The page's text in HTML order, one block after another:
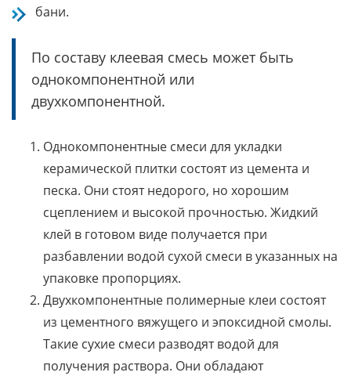
бани.
По составу клеевая смесь может быть
однокомпонентной или
двухкомпонентной.
Однокомпонентные смеси для укладки
керамической плитки состоят из цемента и
песка. Они стоят недорого, но хорошим
сцеплением и высокой прочностью. Жидкий
клей в готовом виде получается при
разбавлении водой сухой смеси в указанных на
упаковке пропорциях.
Двухкомпонентные полимерные клеи состоят
из цементного вяжущего и эпоксидной смолы.
Такие сухие смеси разводят водой для
получения раствора. Они обладают